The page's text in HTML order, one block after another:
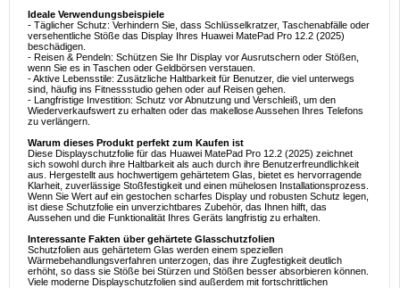
Ideale Verwendungsbeispiele
- Täglicher Schutz: Verhindern Sie, dass Schlüsselkratzer, Taschenabfälle oder
versehentliche Stöße das Display Ihres Huawei MatePad Pro 12.2 (2025)
beschädigen.
- Reisen & Pendeln: Schützen Sie Ihr Display vor Ausrutschern oder Stößen,
wenn Sie es in Taschen oder Geldbörsen verstauen.
- Aktive Lebensstile: Zusätzliche Haltbarkeit für Benutzer, die viel unterwegs
sind, häufig ins Fitnessstudio gehen oder auf Reisen gehen.
- Langfristige Investition: Schutz vor Abnutzung und Verschleiß, um den
Wiederverkaufswert zu erhalten oder das makellose Aussehen Ihres Telefons
zu verlängern.
Warum dieses Produkt perfekt zum Kaufen ist
Diese Displayschutzfolie für das Huawei MatePad Pro 12.2 (2025) zeichnet
sich sowohl durch ihre Haltbarkeit als auch durch ihre Benutzerfreundlichkeit
aus. Hergestellt aus hochwertigem gehärtetem Glas, bietet es hervorragende
Klarheit, zuverlässige Stoßfestigkeit und einen mühelosen Installationsprozess.
Wenn Sie Wert auf ein gestochen scharfes Display und robusten Schutz legen,
ist diese Schutzfolie ein unverzichtbares Zubehör, das Ihnen hilft, das
Aussehen und die Funktionalität Ihres Geräts langfristig zu erhalten.
Interessante Fakten über gehärtete Glasschutzfolien
Schutzfolien aus gehärtetem Glas werden einem speziellen
Wärmebehandlungsverfahren unterzogen, das ihre Zugfestigkeit deutlich
erhöht, so dass sie Stöße bei Stürzen und Stößen besser absorbieren können.
Viele moderne Displayschutzfolien sind außerdem mit fortschrittlichen